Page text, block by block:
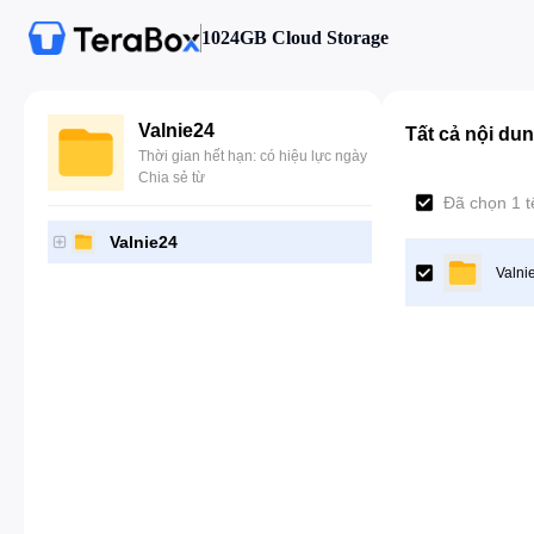
1024GB Cloud Storage
Valnie24
Thời gian hết hạn: có hiệu lực ngày
Chia sẻ từ
Valnie24
Tất cả nội
Đã chọn 1